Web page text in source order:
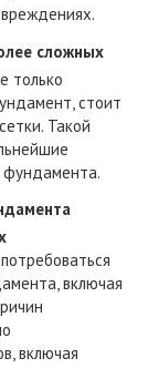
сложных
только
стоит
Такой
фундамента.
включая
включая